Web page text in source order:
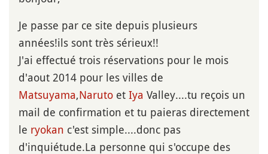
Je passe par ce site depuis plusieurs
années!ils sont très sérieux!!
J'ai effectué trois réservations pour le mois
d'aout 2014 pour les villes de
Matsuyama,Naruto et Iya Valley....tu reçois un
mail de confirmation et tu paieras directement
le ryokan c'est simple....donc pas
d'inquiétude.La personne qui s'occupe des